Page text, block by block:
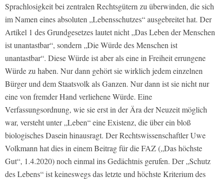
Sprachlosigkeit bei zentralen Rechtsgütern zu überwinden, die sich
im Namen eines absoluten „Lebensschutzes“ ausgebreitet hat. Der
Artikel 1 des Grundgesetzes lautet nicht „Das Leben der Menschen
ist unantastbar“, sondern „Die Würde des Menschen ist
unantastbar“. Diese Würde ist aber als eine in Freiheit errungene
Würde zu haben. Nur dann gehört sie wirklich jedem einzelnen
Bürger und dem Staatsvolk als Ganzen. Nur dann ist sie nicht nur
eine von fremder Hand verliehene Würde. Eine
Verfassungsordnung, wie sie erst in der Ära der Neuzeit möglich
war, versteht unter „Leben“ eine Existenz, die über ein bloß
biologisches Dasein hinausragt. Der Rechtswissenschaftler Uwe
Volkmann hat dies in einem Beitrag für die FAZ („Das höchste
Gut“, 1.4.2020) noch einmal ins Gedächtnis gerufen. Der „Schutz
des Lebens“ ist keineswegs das letzte und höchste Kriterium des